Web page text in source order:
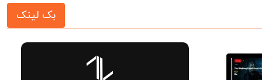
بک لینک